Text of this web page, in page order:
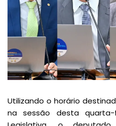
Utilizando o horário
na sessão desta quarta-